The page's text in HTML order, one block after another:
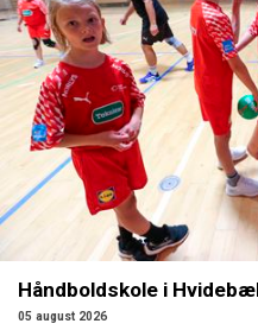
Håndboldskole i
05 august 2026